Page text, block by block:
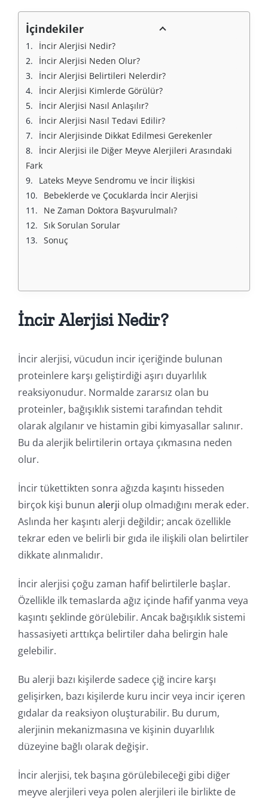
İçindekiler
İncir Alerjisi Nedir?
İncir Alerjisi Neden Olur?
İncir Alerjisi Belirtileri Nelerdir?
İncir Alerjisi Kimlerde Görülür?
İncir Alerjisi Nasıl Anlaşılır?
İncir Alerjisi Nasıl Tedavi Edilir?
İncir Alerjisinde Dikkat Edilmesi Gerekenler
İncir Alerjisi ile Diğer Meyve Alerjileri Arasındaki
Fark
Lateks Meyve Sendromu ve İncir İlişkisi
Bebeklerde ve Çocuklarda İncir Alerjisi
Ne Zaman Doktora Başvurulmalı?
Sık Sorulan Sorular
Sonuç
İncir Alerjisi Nedir?
İncir alerjisi, vücudun incir içeriğinde bulunan
proteinlere karşı geliştirdiği aşırı duyarlılık
reaksiyonudur. Normalde zararsız olan bu
proteinler, bağışıklık sistemi tarafından tehdit
olarak algılanır ve histamin gibi kimyasallar salınır.
Bu da alerjik belirtilerin ortaya çıkmasına neden
olur.
İncir tükettikten sonra ağızda kaşıntı hisseden
birçok kişi bunun alerji olup olmadığını merak eder.
Aslında her kaşıntı alerji değildir; ancak özellikle
tekrar eden ve belirli bir gıda ile ilişkili olan belirtiler
dikkate alınmalıdır.
İncir alerjisi çoğu zaman hafif belirtilerle başlar.
Özellikle ilk temaslarda ağız içinde hafif yanma veya
kaşıntı şeklinde görülebilir. Ancak bağışıklık sistemi
hassasiyeti arttıkça belirtiler daha belirgin hale
gelebilir.
Bu alerji bazı kişilerde sadece çiğ incire karşı
gelişirken, bazı kişilerde kuru incir veya incir içeren
gıdalar da reaksiyon oluşturabilir. Bu durum,
alerjinin mekanizmasına ve kişinin duyarlılık
düzeyine bağlı olarak değişir.
İncir alerjisi, tek başına görülebileceği gibi diğer
meyve alerjileri veya polen alerjileri ile birlikte de